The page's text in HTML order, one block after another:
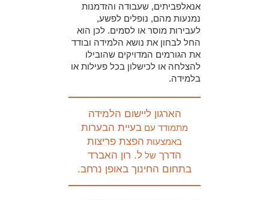
אנאלפביתים, שעבודה והזדמנות
נמנעות מהם, נופלים לפשע,
לעבירות מוסר או לסמים. לכן הוא
החל לבחון את נושא הלמידה ובודד
את הגורמים המדויקים שהובילו
להצלחה או לכישלון בכל פעילות או
בלמידה.
הארגון ליישום הלמידה
מתמודד עם בעיית הבערות
באמצעות הפצת פריצות
הדרך של ל. רון האברד
בתחום החינוך באופן נרחב.